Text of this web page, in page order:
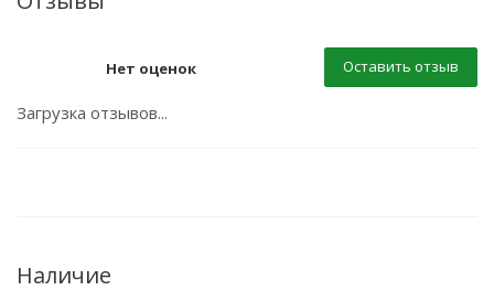
Нет оценок Оставить отзыв
Загрузка отзывов...
Наличие